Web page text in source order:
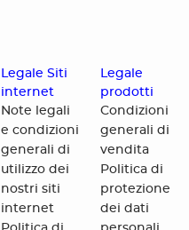
Legale Siti
internet
Note legali
e condizioni
generali di
utilizzo dei
nostri siti
internet
Legale
prodotti
Condizioni
generali di
vendita
Politica di
protezione
dei dati